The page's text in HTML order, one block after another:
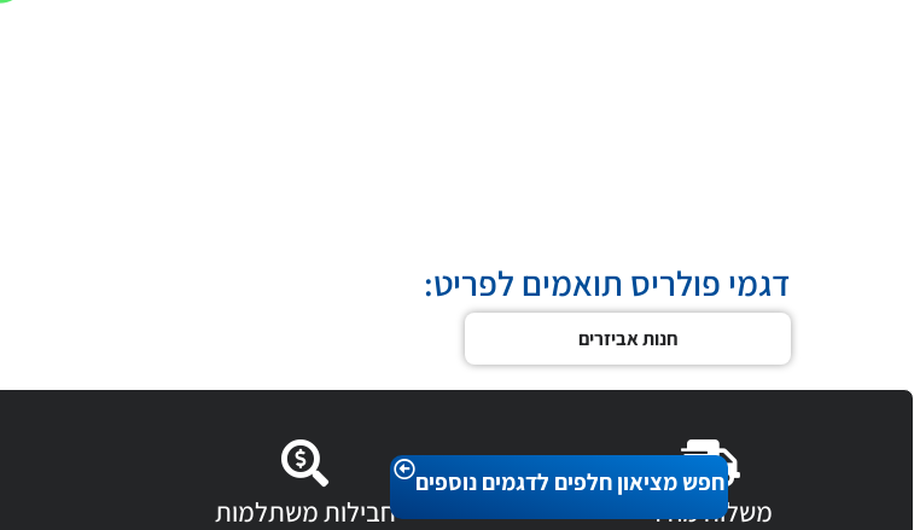
חפש מציאון חלפים לדגמים נוספים
דגמי פולריס תואמים לפריט:
חנות אביזרים
משלוח מהיר חבילות משתלמות